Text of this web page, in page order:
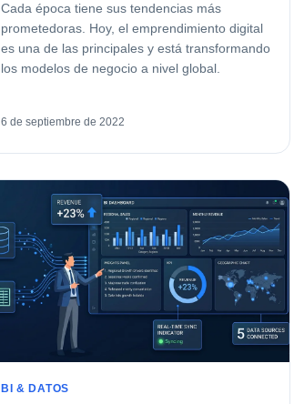
Cada época tiene sus tendencias más
prometedoras. Hoy, el emprendimiento digital
es una de las principales y está transformando
los modelos de negocio a nivel global.
6 de septiembre de 2022
BI & DATOS